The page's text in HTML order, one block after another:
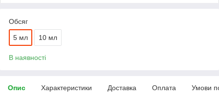
Обсяг
5 мл 10 мл
В наявності
Опис Характеристики Доставка Оплата Умови